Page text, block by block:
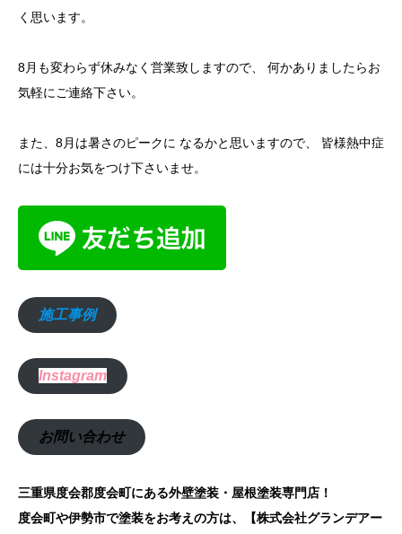
く思います。
8月も変わらず休みなく営業致しますので、 何かありましたらお
気軽にご連絡下さい。
また、8月は暑さのピークに なるかと思いますので、 皆様熱中症
には十分お気をつけ下さいませ。
施工事例
Instagram
お問い合わせ
三重県度会郡度会町にある外壁塗装・屋根塗装専門店！
度会町や伊勢市で塗装をお考えの方は、【株式会社グランデアー